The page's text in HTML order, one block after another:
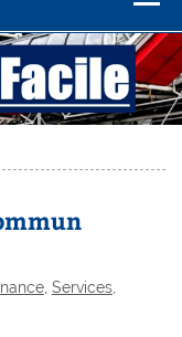
, Services,